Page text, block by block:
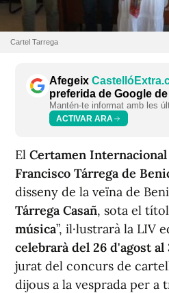
Cartel Tarrega
Afegeix
preferida de Google
Mantén-te informat amb les
ACTIVAR ARA
El Certamen
Francisco Tárrega de
disseny de la veïna de
Tárrega Casañ, sota el
música”, il·lustrarà la LIV
celebrarà del 26 d'agost
jurat del concurs de
dijous a la vesprada per a